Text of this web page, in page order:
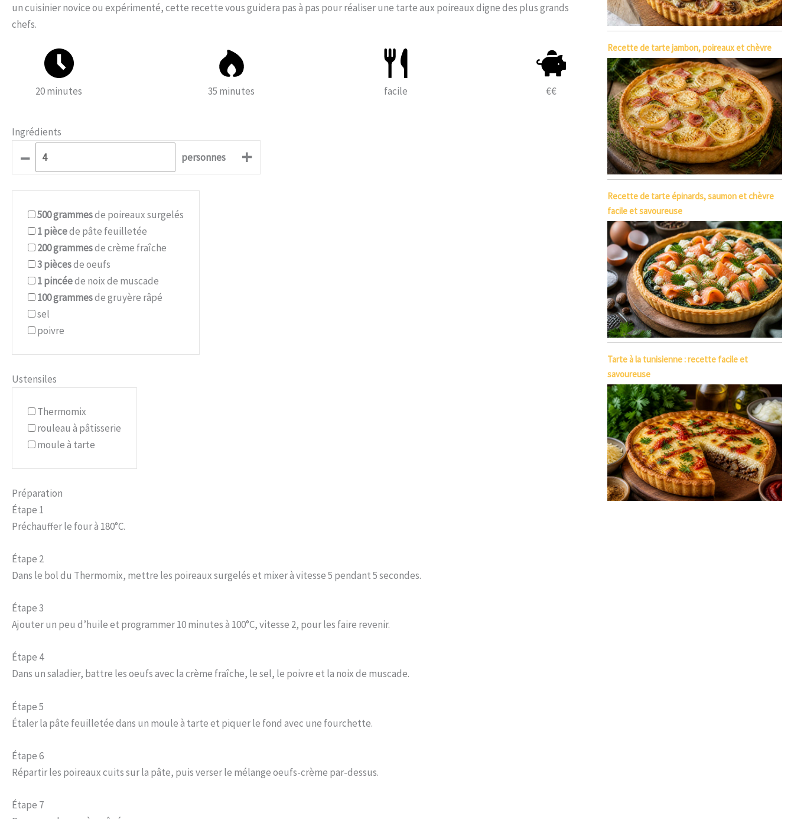
un cuisinier novice ou expérimenté, cette recette vous guidera pas à pas pour réaliser une tarte aux poireaux digne des plus grands
chefs.
20 minutes 35 minutes facile €€
Ingrédients
– personnes +
500grammesde poireaux surgelés
1piècede pâte feuilletée
200grammesde crème fraîche
3piècesde oeufs
1pincéede noix de muscade
100grammesde gruyère râpé
sel
poivre
Ustensiles
Thermomix
rouleau à pâtisserie
moule à tarte
Préparation
Étape 1
Préchauffer le four à 180°C.
Étape 2
Dans le bol du Thermomix, mettre les poireaux surgelés et mixer à vitesse 5 pendant 5 secondes.
Étape 3
Ajouter un peu d’huile et programmer 10 minutes à 100°C, vitesse 2, pour les faire revenir.
Étape 4
Dans un saladier, battre les oeufs avec la crème fraîche, le sel, le poivre et la noix de muscade.
Étape 5
Étaler la pâte feuilletée dans un moule à tarte et piquer le fond avec une fourchette.
Étape 6
Répartir les poireaux cuits sur la pâte, puis verser le mélange oeufs-crème par-dessus.
Étape 7
Recette de tarte jambon, poireaux et chèvre
Recette de tarte épinards, saumon et chèvre
facile et savoureuse
Tarte à la tunisienne : recette facile et
savoureuse